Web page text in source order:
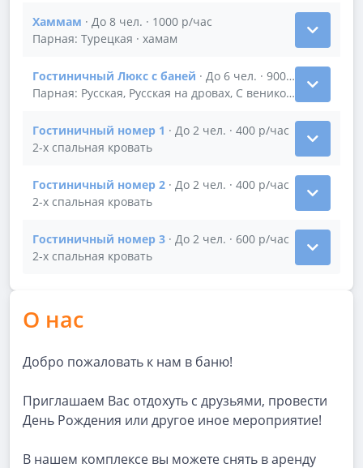
Хаммам · До 8 чел. · 1000 р/час
Парная: Турецкая · хамам
Показать подробности зала Хаммам
Гостиничный Люкс с баней · До 6 чел. · 900 р/час
Парная: Русская, Русская на дровах, С веником · зона
Показать подробности зала Гостиничный Люкс с
Гостиничный номер 1 · До 2 чел. · 400 р/час
2-х спальная кровать
Показать подробности зала Гостиничный номер 1
Гостиничный номер 2 · До 2 чел. · 400 р/час
2-х спальная кровать
Показать подробности зала Гостиничный номер 2
Гостиничный номер 3 · До 2 чел. · 600 р/час
2-х спальная кровать
Показать подробности зала Гостиничный номер 3
О нас
Добро пожаловать к нам в баню!
Приглашаем Вас отдохуть с друзьями, провести
День Рождения или другое иное мероприятие!
В нашем комплексе вы можете снять в аренду